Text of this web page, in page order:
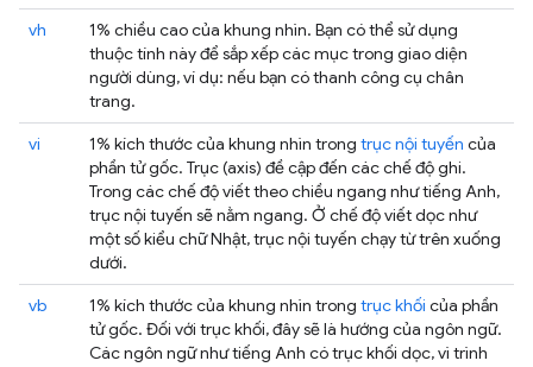
vh
1% chiều cao của khung nhìn. Bạn có thể sử dụng
thuộc tính này để sắp xếp các mục trong giao diện
người dùng, ví dụ: nếu bạn có thanh công cụ chân
trang.
vi
1% kích thước của khung nhìn trong trục nội tuyến của
phần tử gốc. Trục (axis) đề cập đến các chế độ ghi.
Trong các chế độ viết theo chiều ngang như tiếng Anh,
trục nội tuyến sẽ nằm ngang. Ở chế độ viết dọc như
một số kiểu chữ Nhật, trục nội tuyến chạy từ trên xuống
dưới.
vb
1% kích thước của khung nhìn trong trục khối của phần
tử gốc. Đối với trục khối, đây sẽ là hướng của ngôn ngữ.
Các ngôn ngữ như tiếng Anh có trục khối dọc, vì trình